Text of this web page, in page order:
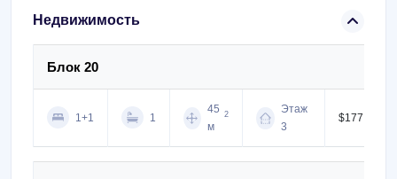
Недвижимость
Блок 20
1+1 1
45
м
2
Этаж
3
$177,000